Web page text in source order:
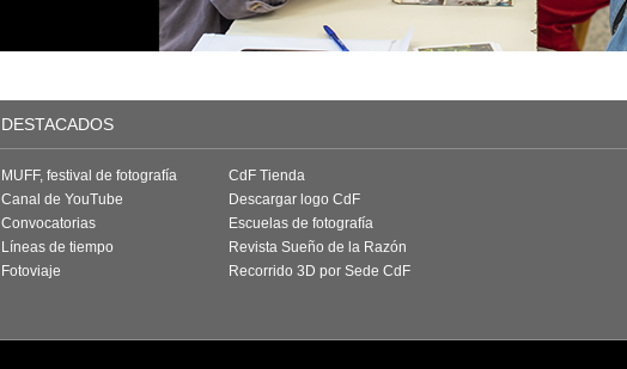
DESTACADOS
MUFF, festival de fotografía
Canal de YouTube
Convocatorias
Líneas de tiempo
Fotoviaje
CdF Tienda
Descargar logo CdF
Escuelas de fotografía
Revista Sueño de la Razón
Recorrido 3D por Sede CdF